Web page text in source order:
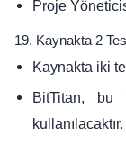
Proje
19. Kaynakta 2
Kaynakta iki
BitTitan, bu
kullanılacaktır.